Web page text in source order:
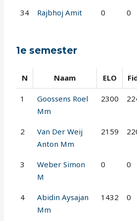
34 Rajbhoj Amit 0 0
1e semester
N Naam ELO
1
Goossens Roel
Mm
2300
2
Van Der Weij
Anton Mm
2159
3
Weber Simon
M
0 0
4
Abidin Aysajan
Mm
1432 0